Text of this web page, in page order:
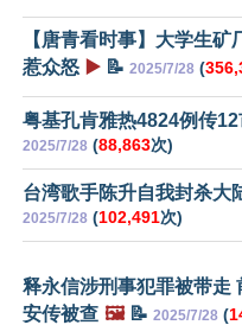
【唐青看时事】大学生矿
惹众怒 ▶️ 📝 2025/7/28 (
粤基孔肯雅热4824例传
2025/7/28 (88,863次)
台湾歌手陈升自我封杀大
2025/7/28 (102,491次)
释永信涉刑事犯罪被带走
安传被查 🖼️📝 2025/7/28 (